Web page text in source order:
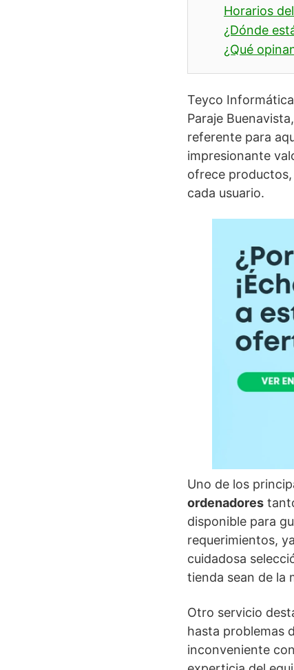
Horarios
¿Dónde
¿Qué
Teyco
Paraje
referente para
impresionante
ofrece productos,
cada usuario.
Uno de los
ordenadores
disponible para
requerimientos,
cuidadosa
tienda sean de la
Otro servicio
hasta problemas
inconveniente